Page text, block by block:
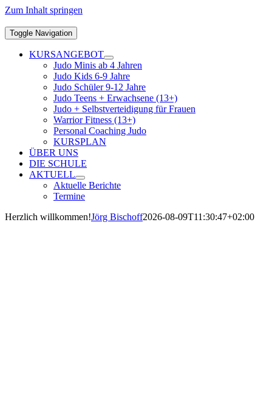
Zum Inhalt springen
Toggle Navigation
KURSANGEBOT
Judo Minis ab 4 Jahren
Judo Kids 6-9 Jahre
Judo Schüler 9-12 Jahre
Judo Teens + Erwachsene (13+)
Judo + Selbstverteidigung für Frauen
Warrior Fitness (13+)
Personal Coaching Judo
KURSPLAN
ÜBER UNS
DIE SCHULE
AKTUELL
Aktuelle Berichte
Termine
Herzlich willkommen!Jörg Bischoff2026-08-09T11:30:47+02:00